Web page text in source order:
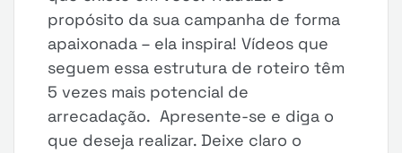
propósito da sua campanha de forma
apaixonada – ela inspira! Vídeos que
seguem essa estrutura de roteiro têm
5 vezes mais potencial de
arrecadação. Apresente-se e diga o
que deseja realizar. Deixe claro o